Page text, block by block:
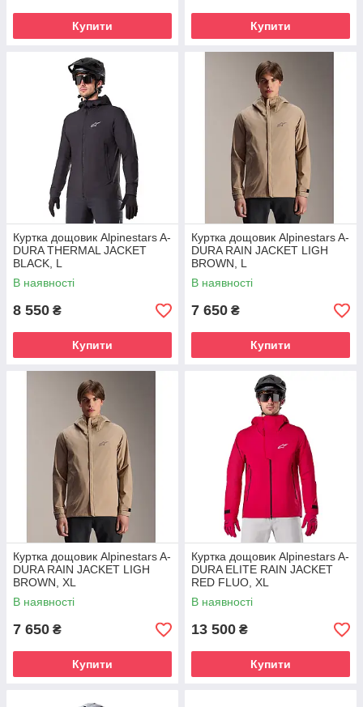
Купити Купити
Куртка дощовик Alpinestars A-
DURA THERMAL JACKET
BLACK, L
В наявності
8 550 ₴
Купити
Куртка дощовик Alpinestars A-
DURA RAIN JACKET LIGH
BROWN, L
В наявності
7 650 ₴
Купити
Куртка дощовик Alpinestars A-
DURA RAIN JACKET LIGH
BROWN, XL
В наявності
7 650 ₴
Купити
Куртка дощовик Alpinestars A-
DURA ELITE RAIN JACKET
RED FLUO, XL
В наявності
13 500 ₴
Купити